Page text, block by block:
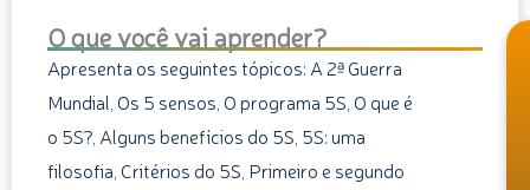
O que você vai aprender?
Apresenta os seguintes tópicos: A 2ª Guerra
Mundial, Os 5 sensos, O programa 5S, O que é
o 5S?, Alguns benefícios do 5S, 5S: uma
filosofia, Critérios do 5S, Primeiro e segundo